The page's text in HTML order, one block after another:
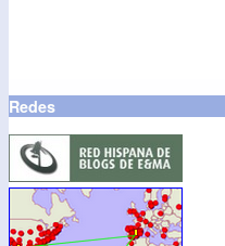
Redes